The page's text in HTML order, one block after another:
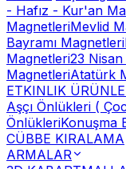
- Hafız - Kur'an
MagnetleriMevlid
Bayramı Magnetleri
Magnetleri23
MagnetleriAtatürk
ETKINLIK
Aşçı Önlükleri (
ÖnlükleriKonuşma
CÜBBE KIRALAMA
ARMALAR